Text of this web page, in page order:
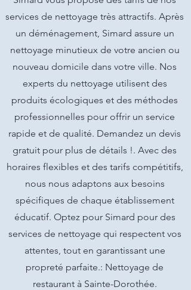
services de nettoyage très attractifs. Après
un déménagement, Simard assure un
nettoyage minutieux de votre ancien ou
nouveau domicile dans votre ville. Nos
experts du nettoyage utilisent des
produits écologiques et des méthodes
professionnelles pour offrir un service
rapide et de qualité. Demandez un devis
gratuit pour plus de détails !. Avec des
horaires flexibles et des tarifs compétitifs,
nous nous adaptons aux besoins
spécifiques de chaque établissement
éducatif. Optez pour Simard pour des
services de nettoyage qui respectent vos
attentes, tout en garantissant une
propreté parfaite.: Nettoyage de
restaurant à Sainte-Dorothée.